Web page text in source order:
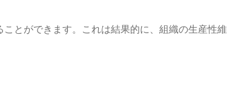
とができます。これは結果的に、組織の生産性維